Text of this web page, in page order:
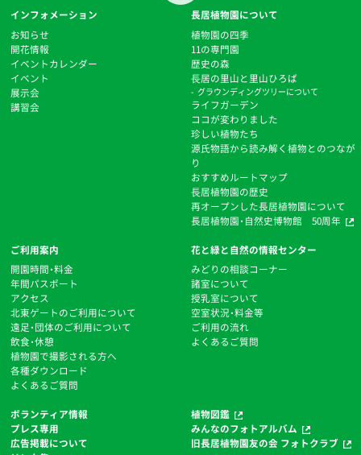
インフォメーション
お知らせ
開花情報
イベントカレンダー
イベント
展示会
講習会
長居植物園について
植物園の四季
11の専門園
歴史の森
⻑居の里山と里山ひろば
グラウンディングツリーについて
ライフガーデン
ココが変わりました
珍しい植物たち
源氏物語から読み解く植物とのつなが
り
おすすめルートマップ
⻑居植物園の歴史
再オープンした長居植物園について
長居植物園・自然史博物館 50周年
ご利用案内
開園時間・料金
年間パスポート
アクセス
北東ゲートのご利用について
遠足・団体のご利用について
飲食・休憩
植物園で撮影される方へ
各種ダウンロード
よくあるご質問
花と緑と自然の情報センター
みどりの相談コーナー
諸室について
授乳室について
空室状況・料金等
ご利用の流れ
よくあるご質問
ボランティア情報
プレス専用
広告掲載について
植物図鑑
みんなのフォトアルバム
旧長居植物園友の会 フォトクラブ